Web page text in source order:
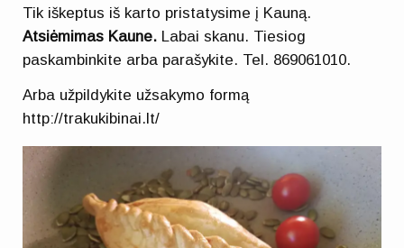
Tik iškeptus iš karto pristatysime į Kauną.
Atsiėmimas Kaune. Labai skanu. Tiesiog
paskambinkite arba parašykite. Tel. 869061010.
Arba užpildykite užsakymo formą
http://trakukibinai.lt/